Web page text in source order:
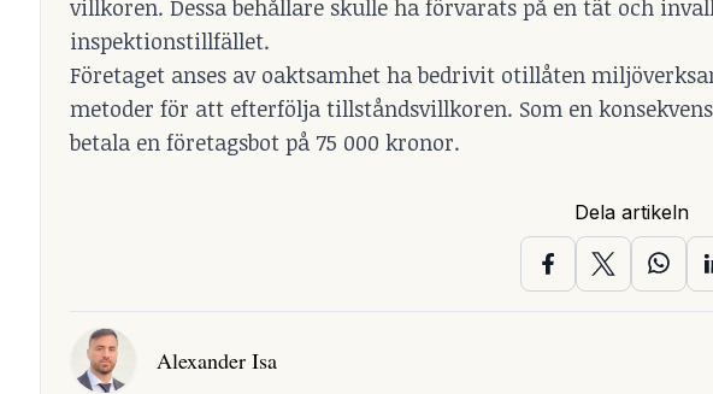
villkoren. Dessa behållare skulle ha förvarats på en tät och
inspektionstillfället.
Företaget anses av oaktsamhet ha bedrivit otillåten
metoder för att efterfölja tillståndsvillkoren. Som en
betala en företagsbot på 75 000 kronor.
Dela artikeln
Alexander Isa